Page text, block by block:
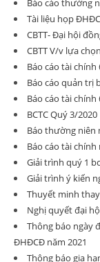
Báo cáo thường
Tài liệu họp
CBTT- Đại hội
CBTT V/v lựa
Báo cáo tài chính
Báo cáo quản trị
Báo cáo tài
BCTC Quý 3/2020
Báo thường niên
Báo cáo tài chính
Giải trình quý 1
Giải trình ý kiến
Thuyết minh
Nghị quyết đại
Thông báo ngày
ĐHĐCĐ năm 2021
Thông báo gia